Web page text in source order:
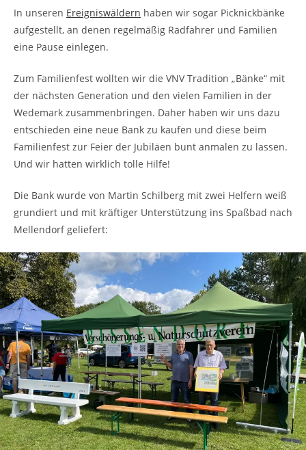
In unseren Ereigniswäldern haben wir sogar Picknickbänke
aufgestellt, an denen regelmäßig Radfahrer und Familien
eine Pause einlegen.
Zum Familienfest wollten wir die VNV Tradition „Bänke“ mit
der nächsten Generation und den vielen Familien in der
Wedemark zusammenbringen. Daher haben wir uns dazu
entschieden eine neue Bank zu kaufen und diese beim
Familienfest zur Feier der Jubiläen bunt anmalen zu lassen.
Und wir hatten wirklich tolle Hilfe!
Die Bank wurde von Martin Schilberg mit zwei Helfern weiß
grundiert und mit kräftiger Unterstützung ins Spaßbad nach
Mellendorf geliefert: